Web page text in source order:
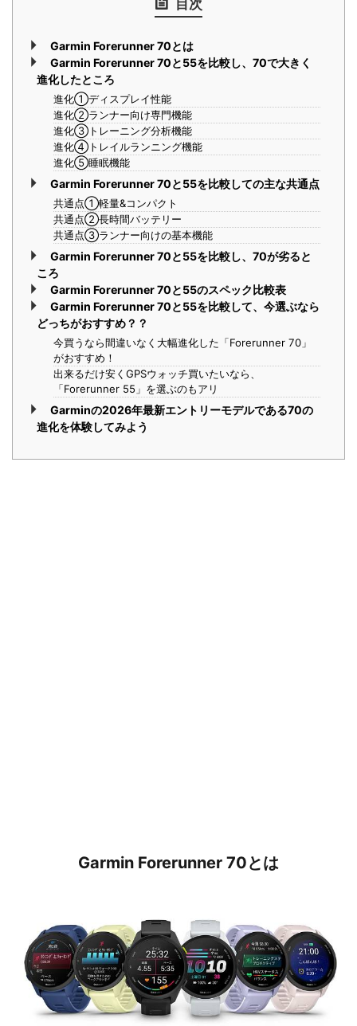
目次
Garmin Forerunner 70とは
Garmin Forerunner 70と55を比較し、70で大きく
進化したところ
進化①ディスプレイ性能
進化②ランナー向け専門機能
進化③トレーニング分析機能
進化④トレイルランニング機能
進化⑤睡眠機能
Garmin Forerunner 70と55を比較しての主な共通点
共通点①軽量&コンパクト
共通点②長時間バッテリー
共通点③ランナー向けの基本機能
Garmin Forerunner 70と55を比較し、70が劣ると
ころ
Garmin Forerunner 70と55のスペック比較表
Garmin Forerunner 70と55を比較して、今選ぶなら
どっちがおすすめ？？
今買うなら間違いなく大幅進化した「Forerunner 70」
がおすすめ！
出来るだけ安くGPSウォッチ買いたいなら、
「Forerunner 55」を選ぶのもアリ
Garminの2026年最新エントリーモデルである70の
進化を体験してみよう
Garmin Forerunner 70とは